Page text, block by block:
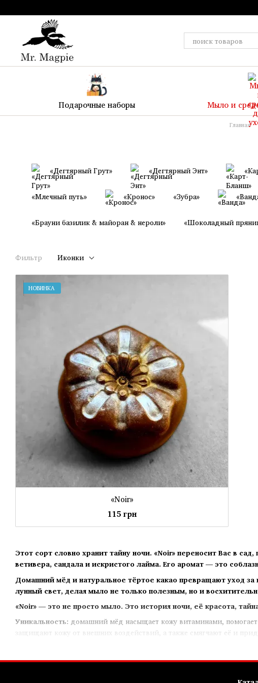
Подарочные наборы Мыло и
Главная
«Дегтярный Грут» «Дегтярный Энт»
«Млечный путь» «Кронос» «Зубра»
«Брауни базилик & майоран & нероли» «Шоколадный
Фильтр Иконки
Этот сорт словно хранит тайну ночи. «Noir» переносит Вас в
ветивера, сандала и искристого лайма. Его аромат — это
Домашний мёд и натуральное тёртое какао превращают уход
лунный свет, делая мыло не только полезным, но и
«Noir» — это не просто мыло. Это история ночи, её красота,
Уникальность: домашний мёд насыщает кожу витаминами, помогает
защищают кожу от внешних воздействий, а также смягчают её и
НОВИНКА
«Noir»
115 грн